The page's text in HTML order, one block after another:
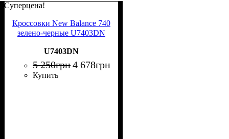
Суперцена!
Кроссовки New Balance 740
зелено-черные U7403DN
U7403DN
5 250грн4 678грн
Купить